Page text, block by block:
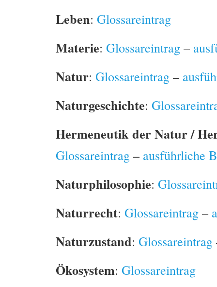
Leben: Glossareintrag
Materie: Glossareintrag –
Natur: Glossareintrag –
Naturgeschichte:
Hermeneutik der Natur /
Glossareintrag – ausführliche
Naturphilosophie:
Naturrecht: Glossareintrag –
Naturzustand: Glossareintrag
Ökosystem: Glossareintrag